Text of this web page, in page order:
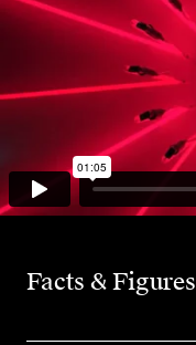
Facts & Figures